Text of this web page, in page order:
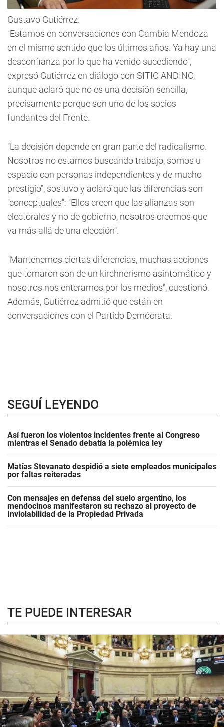
Gustavo Gutiérrez.
"Estamos en conversaciones con Cambia Mendoza
en el mismo sentido que los últimos años. Ya hay una
desconfianza por lo que ha venido sucediendo",
expresó Gutiérrez en diálogo con SITIO ANDINO,
aunque aclaró que no es una decisión sencilla,
precisamente porque son uno de los socios
fundantes del Frente.
"La decisión depende en gran parte del radicalismo.
Nosotros no estamos buscando trabajo, somos u
espacio con personas independientes y de mucho
prestigio", sostuvo y aclaró que las diferencias son
"conceptuales": "Ellos creen que las alianzas son
electorales y no de gobierno, nosotros creemos que
va más allá de una elección".
"Mantenemos ciertas diferencias, muchas acciones
que tomaron son de un kirchnerismo asintomático y
nosotros nos enteramos por los medios", cuestionó.
Además, Gutiérrez admitió que están en
conversaciones con el Partido Demócrata.
SEGUÍ LEYENDO
Así fueron los violentos incidentes frente al Congreso
mientras el Senado debatía la polémica ley
Matías Stevanato despidió a siete empleados municipales
por faltas reiteradas
Con mensajes en defensa del suelo argentino, los
mendocinos manifestaron su rechazo al proyecto de
Inviolabilidad de la Propiedad Privada
TE PUEDE INTERESAR